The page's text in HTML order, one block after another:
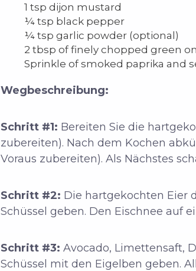
1 tsp dijon mustard
¼ tsp black pepper
¼ tsp garlic powder (optional)
2 tbsp of finely chopped green
Sprinkle of smoked paprika and
Wegbeschreibung:
Schritt #1: Bereiten Sie die
zubereiten). Nach dem Kochen
Voraus zubereiten). Als Nächstes
Schritt #2: Die hartgekochten Eier
Schüssel geben. Den Eischnee auf
Schritt #3: Avocado, Limettensaft,
Schüssel mit den Eigelben geben.